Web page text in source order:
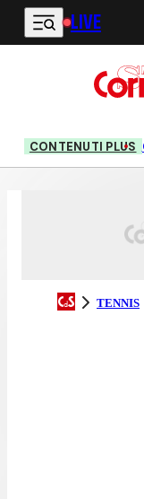
Vai al contenuto
LIVE
CONTENUTI PLUS
TENNIS